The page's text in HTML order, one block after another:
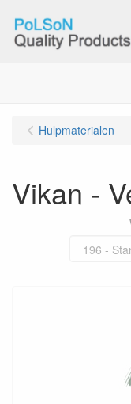
Hulpmaterialen
Vikan -